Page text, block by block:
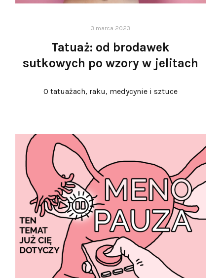
3 marca 2023
Tatuaż: od brodawek
sutkowych po wzory w jelitach
O tatuażach, raku, medycynie i sztuce